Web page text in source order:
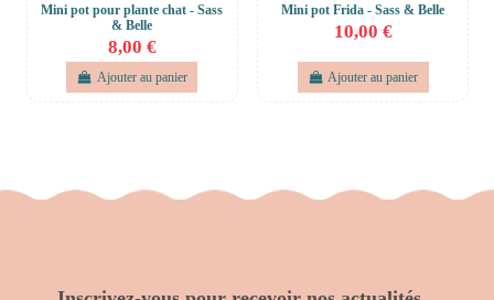
Mini pot pour plante chat - Sass
& Belle
8,00 €
Ajouter au panier
Mini pot Frida - Sass & Belle
10,00 €
Ajouter au panier